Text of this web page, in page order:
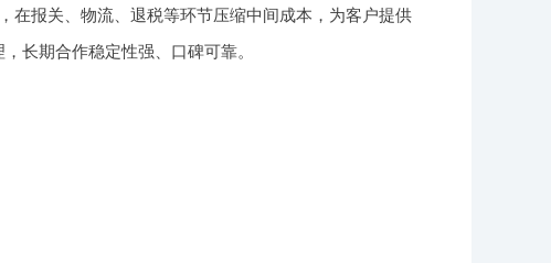
在报关、物流、退税等环节压缩中间成本，为客户提供
长期合作稳定性强、口碑可靠。